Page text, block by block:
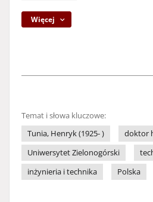
Więcej
Temat i słowa kluczowe:
Tunia, Henryk (1925- )
doktor
Uniwersytet Zielonogórski
inżynieria i technika
Polska